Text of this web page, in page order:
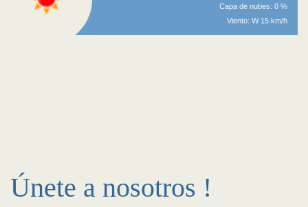
Capa de nubes: 0 %
Viento: W 15 km/h
Únete a nosotros !